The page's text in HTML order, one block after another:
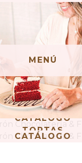
MENÚ
CATALOGO
TORTAS
CATÁLOGO